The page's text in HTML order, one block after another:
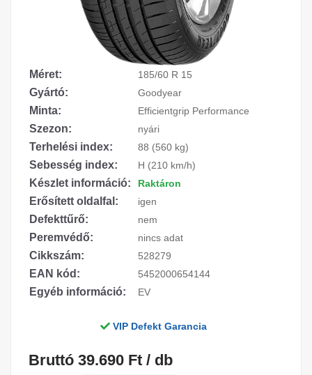
Méret: 185/60 R 15
Gyártó: Goodyear
Minta: Efficientgrip Performance
Szezon: nyári
Terhelési index: 88 (560 kg)
Sebesség index: H (210 km/h)
Készlet információ: Raktáron
Erősített oldalfal: igen
Defekttűrő: nem
Peremvédő: nincs adat
Cikkszám: 528279
EAN kód: 5452000654144
Egyéb információ: EV
VIP Defekt Garancia
Bruttó 39.690 Ft / db